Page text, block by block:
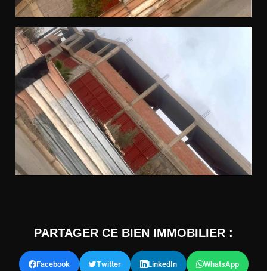
PARTAGER CE BIEN IMMOBILIER :
Facebook Twitter LinkedIn WhatsApp